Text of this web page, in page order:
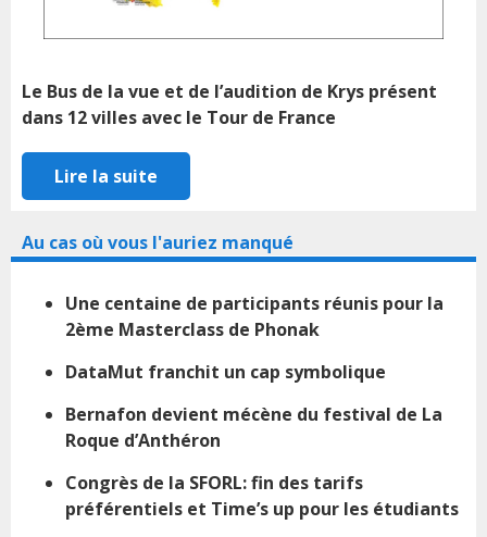
Le Bus de la vue et de l’audition de Krys présent
dans 12 villes avec le Tour de France
Lire la suite
Au cas où vous l'auriez manqué
Une centaine de participants réunis pour la
2ème Masterclass de Phonak
DataMut franchit un cap symbolique
Bernafon devient mécène du festival de La
Roque d’Anthéron
Congrès de la SFORL: fin des tarifs
préférentiels et Time’s up pour les étudiants